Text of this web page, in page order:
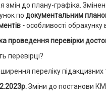
до плану-графіка.
по документальним
-особливості обрахунку
перевірки
перевірці?
переліку підакцизних
Зміни до постанови